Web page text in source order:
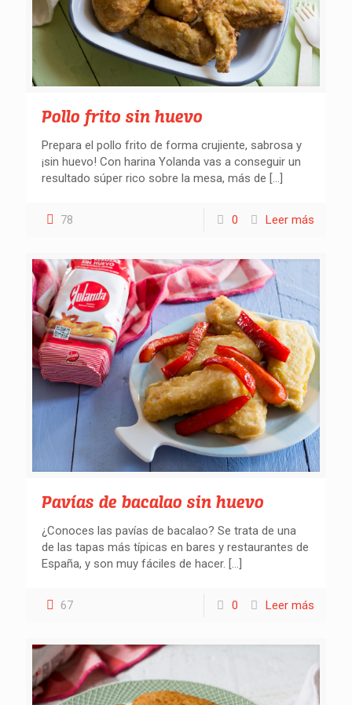
Pollo frito sin huevo
Prepara el pollo frito de forma crujiente, sabrosa y
¡sin huevo! Con harina Yolanda vas a conseguir un
resultado súper rico sobre la mesa, más de […]
78 0 Leer más
Pavías de bacalao sin huevo
¿Conoces las pavías de bacalao? Se trata de una
de las tapas más típicas en bares y restaurantes de
España, y son muy fáciles de hacer. […]
67 0 Leer más